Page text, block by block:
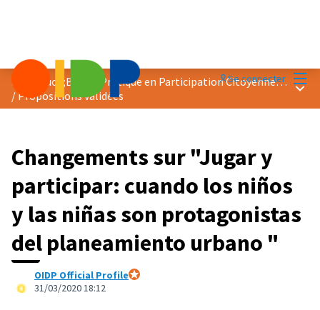
Se connecter
Prix &quot;Bonne Pratique en Participation Citoyenne&quot; 2020
/Propositions validées
Changements sur "Jugar y
participar: cuando los niños
y las niñas son protagonistas
del planeamiento urbano "
OIDP Official Profile
31/03/2020 18:12